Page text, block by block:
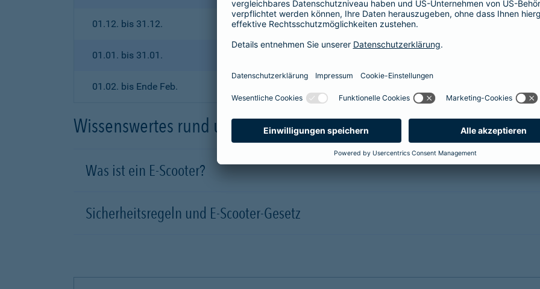
01.12. bis 31.12. 17,82 EUR
01.01. bis 31.01.
01.02. bis Ende Feb.
Wissenswertes rund um den E-Scooter
Was ist ein E-Scooter?
Sicherheitsregeln und E-Scooter-Gesetz